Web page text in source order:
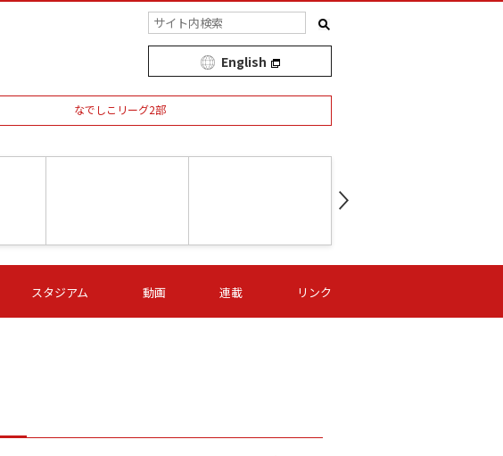
English
なでしこリーグ2部
第16節 09/06 (日) 15:00
-
第16節 09/06 (日) 15:00
- -
スタジアム 動画 連載 リンク